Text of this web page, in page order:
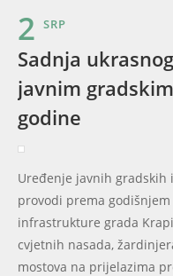
2 SRP
Sadnja
javnim
godine
Uređenje javnih gradskih
provodi prema
infrastrukture grada
cvjetnih nasada,
mostova na prijelazima